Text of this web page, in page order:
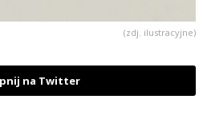
(zdj. ilustracyjne)
na Twitter